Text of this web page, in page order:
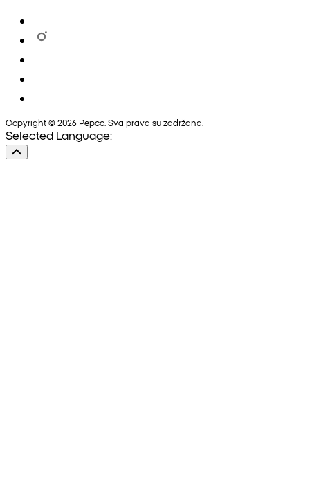
Copyright © 2026 Pepco. Sva prava su zadržana.
Selected Language: